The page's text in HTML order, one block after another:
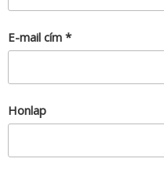
E-mail cím *
Honlap